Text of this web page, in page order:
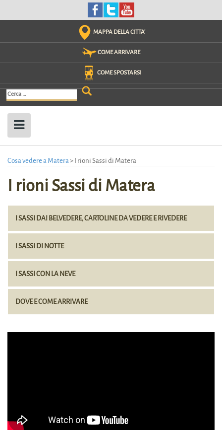
MAPPA DELLA CITTA'
COME ARRIVARE
COME SPOSTARSI
Ricerca
per:
Cosa vedere a Matera> I rioni Sassi di Matera
I rioni Sassi di Matera
I SASSI DAI BELVEDERE, CARTOLINE DA VEDERE E RIVEDERE
I SASSI DI NOTTE
I SASSI CON LA NEVE
DOVE E COME ARRIVARE